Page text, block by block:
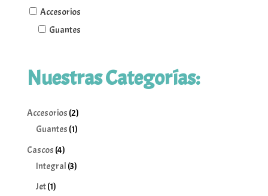
Accesorios
Guantes
Nuestras Categorías:
Accesorios 22
productos
Guantes 11
Cascos 44
productos
Integral 33
Jet 11